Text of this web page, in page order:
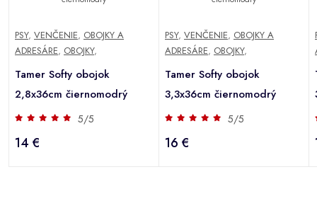
PSY, VENČENIE, OBOJKY A
ADRESÁRE, OBOJKY,
Tamer Softy obojok
2,8x36cm čiernomodrý
5/5
14 €
PSY, VENČENIE, OBOJKY A
ADRESÁRE, OBOJKY,
Tamer Softy obojok
3,3x36cm čiernomodrý
5/5
16 €